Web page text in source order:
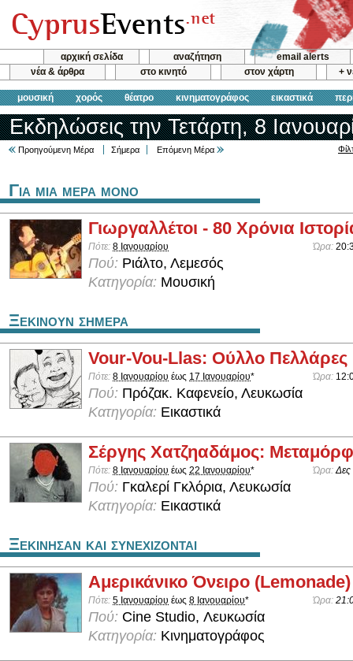
αρχική σελίδα αναζήτηση
email alerts
νέα & άρθρα
στο κινητό στον χάρτη +
μουσική χορός θέατρο κινηματογράφος εικαστικά
Εκδηλώσεις την Τετάρτη, 8
Προηγούμενη Μέρα Σήμερα Επόμενη Μέρα
Για μια μερα μονο
Γιωργαλλέτοι - 80 Χρόνια
Πότε: 8 Ιανουαρίου Ώρα:
Πού: Ριάλτο, Λεμεσός
Κατηγορία: Μουσική
Ξεκινουν σημερα
Vour-Vou-Llas: Ούλλο Πελλάρες
Πότε: 8 Ιανουαρίου έως 17 Ιανουαρίου* Ώρα:
Πού: Πρόζακ. Καφενείο, Λευκωσία
Κατηγορία: Εικαστικά
Σέργης Χατζηαδάμος:
Πότε: 8 Ιανουαρίου έως 22 Ιανουαρίου* Ώρα:Δες
Πού: Γκαλερί Γκλόρια, Λευκωσία
Κατηγορία: Εικαστικά
Ξεκινησαν και συνεχιζονται
Αμερικάνικο Όνειρο (Lemonade)
Πότε: 5 Ιανουαρίου έως 8 Ιανουαρίου* Ώρα:
Πού: Cine Studio, Λευκωσία
Κατηγορία: Κινηματογράφος